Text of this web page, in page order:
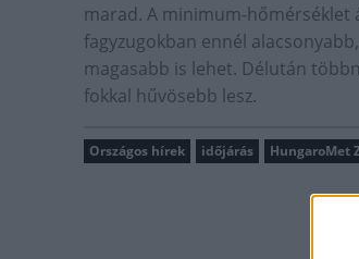
marad. A minimum-hőmérséklet
fagyzugokban ennél
magasabb is lehet. Délután
fokkal hűvösebb lesz.
Országos hírek időjárás HungaroMet